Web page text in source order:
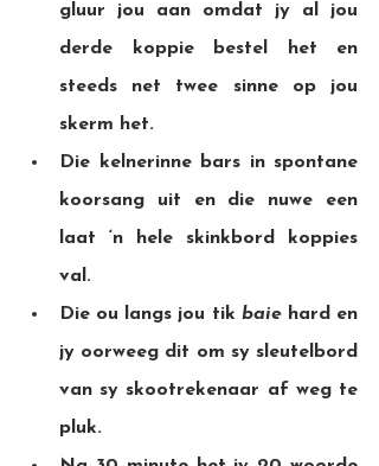
gluur jou aan omdat jy al jou
derde koppie bestel het en
steeds net twee sinne op jou
skerm het.
Die kelnerinne bars in spontane
koorsang uit en die nuwe een
laat ‘n hele skinkbord koppies
val.
Die ou langs jou tik baie hard en
jy oorweeg dit om sy sleutelbord
van sy skootrekenaar af weg te
pluk.